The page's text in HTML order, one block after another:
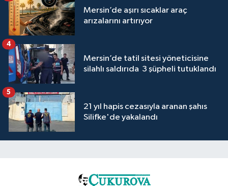
Mersin’de aşırı sıcaklar araç
arızalarını artırıyor
Mersin’de tatil sitesi yöneticisine
silahlı saldırıda 3 şüpheli tutuklandı
4
21 yıl hapis cezasıyla aranan şahıs
Silifke'de yakalandı
5